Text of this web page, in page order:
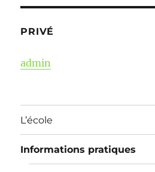
PRIVÉ
admin
L’école
Informations pratiques